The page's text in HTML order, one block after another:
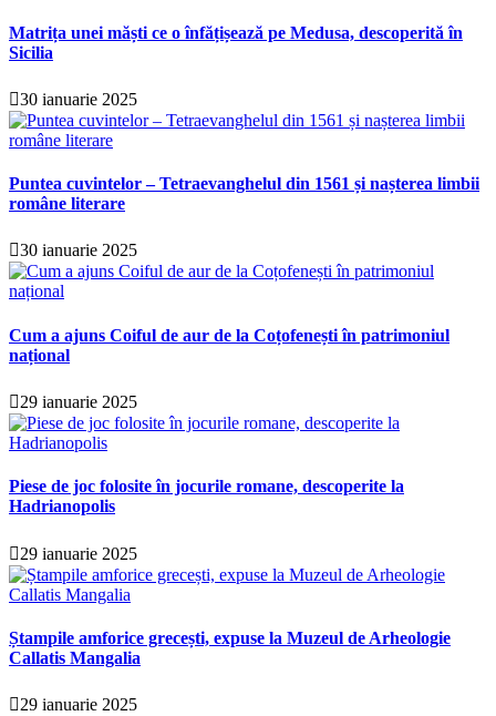
Matrița unei măști ce o înfățișează pe Medusa, descoperită în
Sicilia
30 ianuarie 2025
Puntea cuvintelor – Tetraevanghelul din 1561 și nașterea limbii
române literare
30 ianuarie 2025
Cum a ajuns Coiful de aur de la Coțofenești în patrimoniul
național
29 ianuarie 2025
Piese de joc folosite în jocurile romane, descoperite la
Hadrianopolis
29 ianuarie 2025
Ștampile amforice grecești, expuse la Muzeul de Arheologie
Callatis Mangalia
29 ianuarie 2025